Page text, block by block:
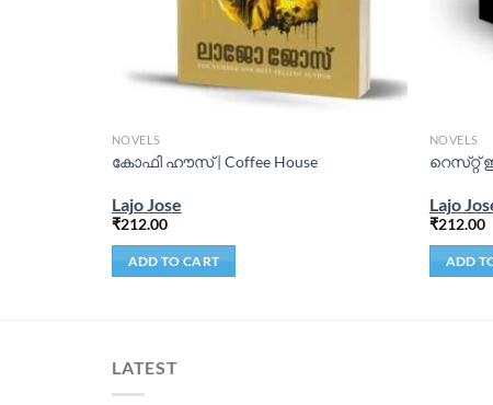
NOVELS
കോഫി ഹൗസ് | Coffee House
Lajo Jose
₹212.00
ADD TO CART
NOVELS
റെസ്‌റ്റ്
Lajo
₹212.00
ADD
LATEST